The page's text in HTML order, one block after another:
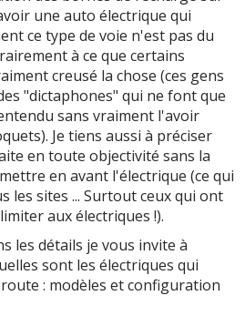
une auto électrique qui
ce type de voie n'est pas du
à ce que certains
creusé la chose (ces gens
"dictaphones" qui ne font que
sans vraiment l'avoir
Je tiens aussi à préciser
en toute objectivité sans la
en avant l'électrique (ce qui
les sites ... Surtout ceux qui ont
aux électriques !).
les détails je vous invite à
sont les électriques qui
: modèles et configuration